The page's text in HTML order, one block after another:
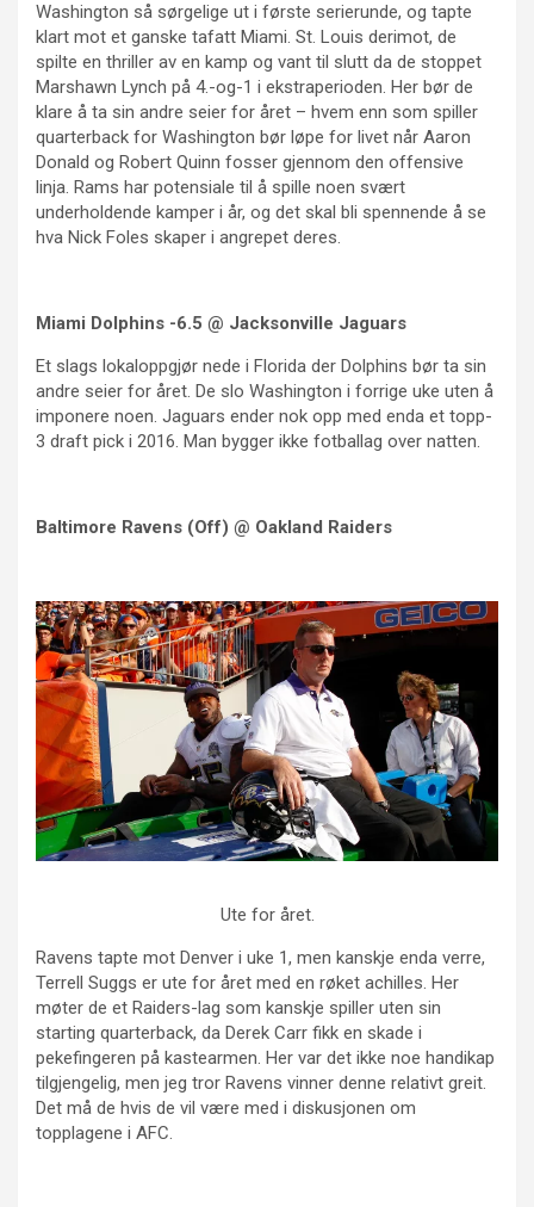
Washington så sørgelige ut i første serierunde, og tapte
klart mot et ganske tafatt Miami. St. Louis derimot, de
spilte en thriller av en kamp og vant til slutt da de stoppet
Marshawn Lynch på 4.-og-1 i ekstraperioden. Her bør de
klare å ta sin andre seier for året – hvem enn som spiller
quarterback for Washington bør løpe for livet når Aaron
Donald og Robert Quinn fosser gjennom den offensive
linja. Rams har potensiale til å spille noen svært
underholdende kamper i år, og det skal bli spennende å se
hva Nick Foles skaper i angrepet deres.
Miami Dolphins -6.5 @ Jacksonville Jaguars
Et slags lokaloppgjør nede i Florida der Dolphins bør ta sin
andre seier for året. De slo Washington i forrige uke uten å
imponere noen. Jaguars ender nok opp med enda et topp-
3 draft pick i 2016. Man bygger ikke fotballag over natten.
Baltimore Ravens (Off) @ Oakland Raiders
Ute for året.
Ravens tapte mot Denver i uke 1, men kanskje enda verre,
Terrell Suggs er ute for året med en røket achilles. Her
møter de et Raiders-lag som kanskje spiller uten sin
starting quarterback, da Derek Carr fikk en skade i
pekefingeren på kastearmen. Her var det ikke noe handikap
tilgjengelig, men jeg tror Ravens vinner denne relativt greit.
Det må de hvis de vil være med i diskusjonen om
topplagene i AFC.